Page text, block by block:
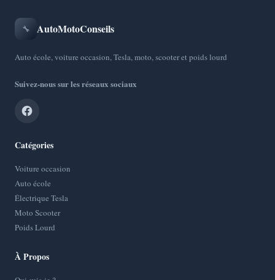
🔧 AutoMotoConseils
Auto école, voiture occasion, Tesla, moto, scooter et poids lourd
Suivez-nous sur les réseaux sociaux
Catégories
Voiture occasion
Auto école
Électrique Tesla
Moto Scooter
Poids Lourd
À Propos